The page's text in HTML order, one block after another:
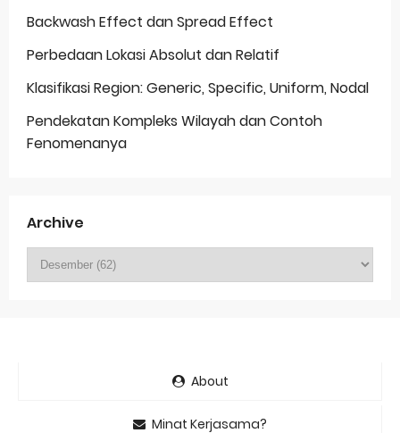
Backwash Effect dan Spread Effect
Perbedaan Lokasi Absolut dan Relatif
Klasifikasi Region: Generic, Specific, Uniform, Nodal
Pendekatan Kompleks Wilayah dan Contoh
Fenomenanya
Archive
About
Minat Kerjasama?